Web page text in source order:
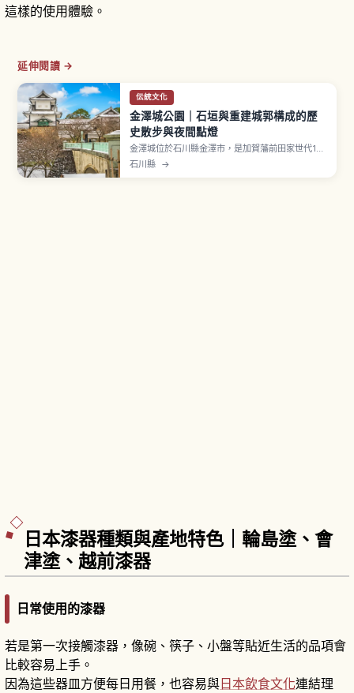
這樣的使用體驗。
延伸閱讀 →
伝統文化
金澤城公園｜石垣與重建城郭構成的歷
史散步與夜間點燈
金澤城位於石川縣金澤市，是加賀藩前田家世代14
代居城。1583年（天正11年）前田利家入城開始打
造城郭，作為「加賀百萬石」象徵發展。腹地約
石川縣 →
日本漆器種類與產地特色｜輪島塗、會
津塗、越前漆器
日常使用的漆器
若是第一次接觸漆器，像碗、筷子、小盤等貼近生活的品項會
比較容易上手。
因為這些器皿方便每日用餐，也容易與 日本飲食文化連結理